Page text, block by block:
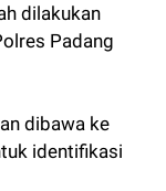
dilakukan
Padang
dibawa ke
identifikasi